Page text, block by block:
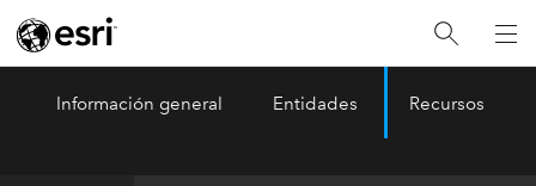
ArcGIS Pro Menu
Información general Entidades Recursos